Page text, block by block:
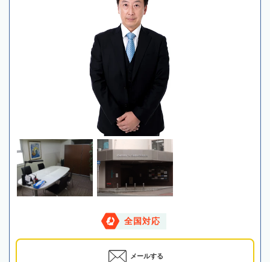
全国対応
メールする